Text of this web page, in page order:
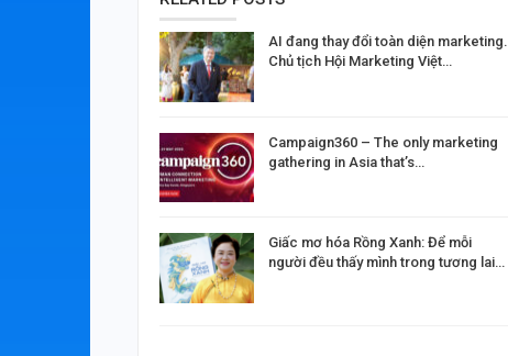
AI đang thay đổi toàn diện marketing.
Chủ tịch Hội Marketing Việt…
Campaign360 – The only marketing
gathering in Asia that’s…
Giấc mơ hóa Rồng Xanh: Để mỗi
người đều thấy mình trong tương lai…